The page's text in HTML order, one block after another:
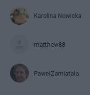
Karolina Nowicka
matthew88
PawelZamiatala